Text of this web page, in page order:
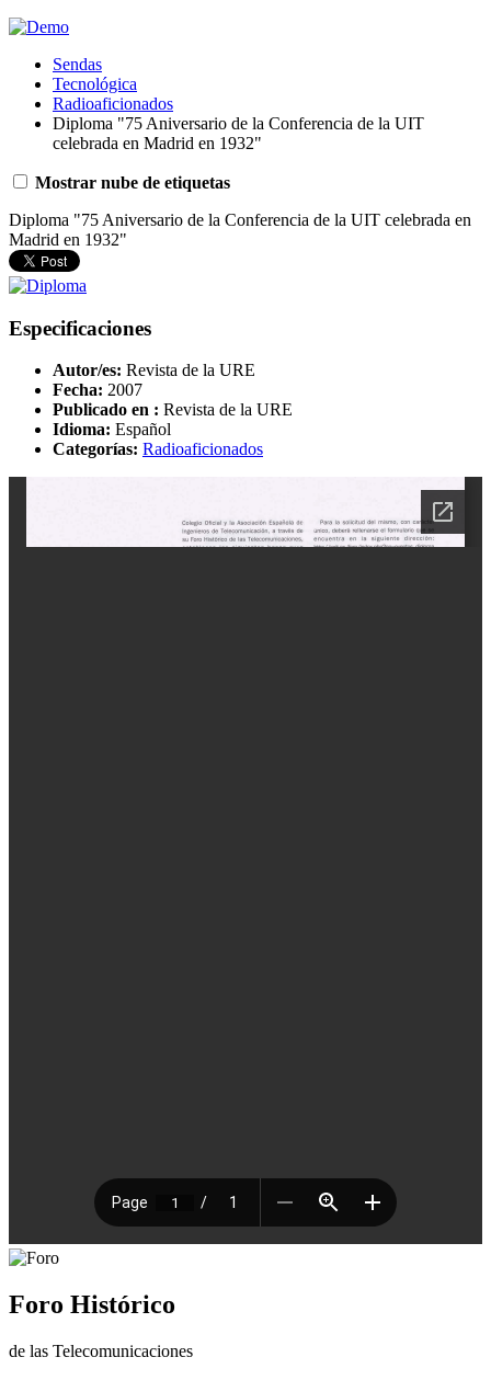
Sendas
Tecnológica
Radioaficionados
Diploma "75 Aniversario de la Conferencia de la UIT
celebrada en Madrid en 1932"
Mostrar nube de etiquetas
Diploma "75 Aniversario de la Conferencia de la UIT celebrada en
Madrid en 1932"
Especificaciones
Autor/es: Revista de la URE
Fecha: 2007
Publicado en : Revista de la URE
Idioma: Español
Categorías: Radioaficionados
Foro Histórico
de las Telecomunicaciones